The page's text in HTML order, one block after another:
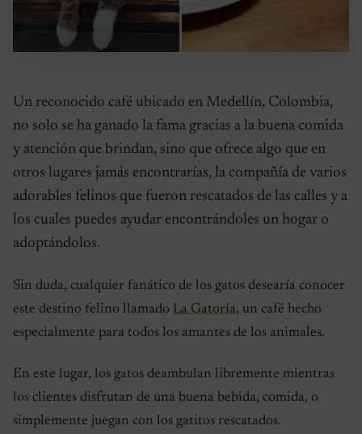
Un reconocido café ubicado en Medellín, Colombia,
no solo se ha ganado la fama gracias a la buena comida
y atención que brindan, sino que ofrece algo que en
otros lugares jamás encontrarías, la compañía de varios
adorables felinos que fueron rescatados de las calles y a
los cuales puedes ayudar encontrándoles un hogar o
adoptándolos.
Sin duda, cualquier fanático de los gatos desearía conocer
este destino felino llamado La Gatoría, un café hecho
especialmente para todos los amantes de los animales.
En este lugar, los gatos deambulan libremente mientras
los clientes disfrutan de una buena bebida, comida, o
simplemente juegan con los gatitos rescatados.